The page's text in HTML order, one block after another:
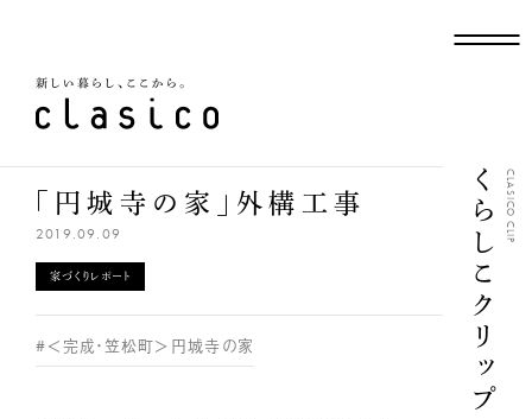
くらしこクリップCLASICO CLIP
「円城寺の家」外構工事
2019.09.09
家づくりレポート
#＜完成・笠松町＞円城寺の家